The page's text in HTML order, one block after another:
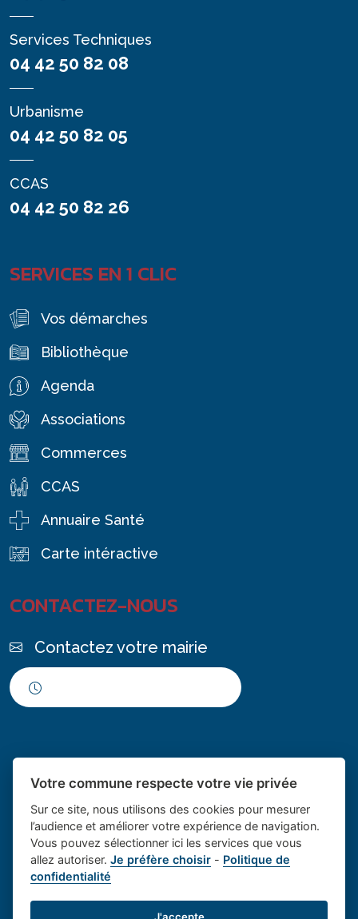
Services Techniques
04 42 50 82 08
Urbanisme
04 42 50 82 05
CCAS
04 42 50 82 26
SERVICES EN 1 CLIC
Vos démarches
Bibliothèque
Agenda
Associations
Commerces
CCAS
Annuaire Santé
Carte intéractive
CONTACTEZ-NOUS
Contactez votre mairie
Place du village la solution web
et appli des collectivités
- Le village de
Mentions légales- Gestion des cookies
Votre commune respecte votre vie privée
Sur ce site, nous utilisons des cookies pour mesurer
l’audience et améliorer votre expérience de navigation.
Vous pouvez sélectionner ici les services que vous
allez autoriser.Je préfère choisir - Politique de
confidentialité